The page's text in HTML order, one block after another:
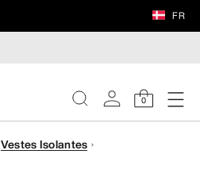
FR
0
Vestes Isolantes